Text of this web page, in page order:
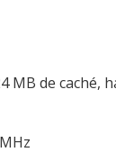
MB de caché,